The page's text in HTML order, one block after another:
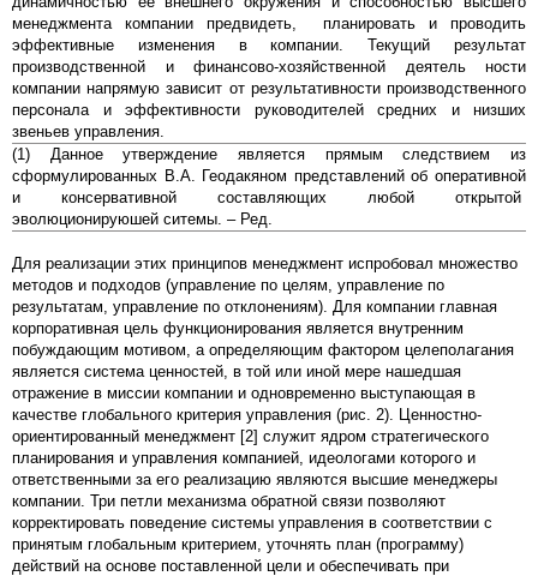
менеджмента компании предвидеть, планировать и проводить
эффективные изменения в компании. Текущий результат
производственной и финансово-хозяйственной деятель ности
компании напрямую зависит от результативности производственного
персонала и эффективности руководителей средних и низших
звеньев управления.
(1) Данное утверждение является прямым следствием из
сформулированных В.А. Геодакяном представлений об оперативной
и консервативной составляющих любой открытой
эволюционируюшей ситемы. – Ред.
Для реализации этих принципов менеджмент испробовал множество
методов и подходов (управление по целям, управление по
результатам, управление по отклонениям). Для компании главная
корпоративная цель функционирования является внутренним
побуждающим мотивом, а определяющим фактором целеполагания
является система ценностей, в той или иной мере нашедшая
отражение в миссии компании и одновременно выступающая в
качестве глобального критерия управления (рис. 2). Ценностно-
ориентированный менеджмент [2] служит ядром стратегического
планирования и управления компанией, идеологами которого и
ответственными за его реализацию являются высшие менеджеры
компании. Три петли механизма обратной связи позволяют
корректировать поведение системы управления в соответствии с
принятым глобальным критерием, уточнять план (программу)
действий на основе поставленной цели и обеспечивать при